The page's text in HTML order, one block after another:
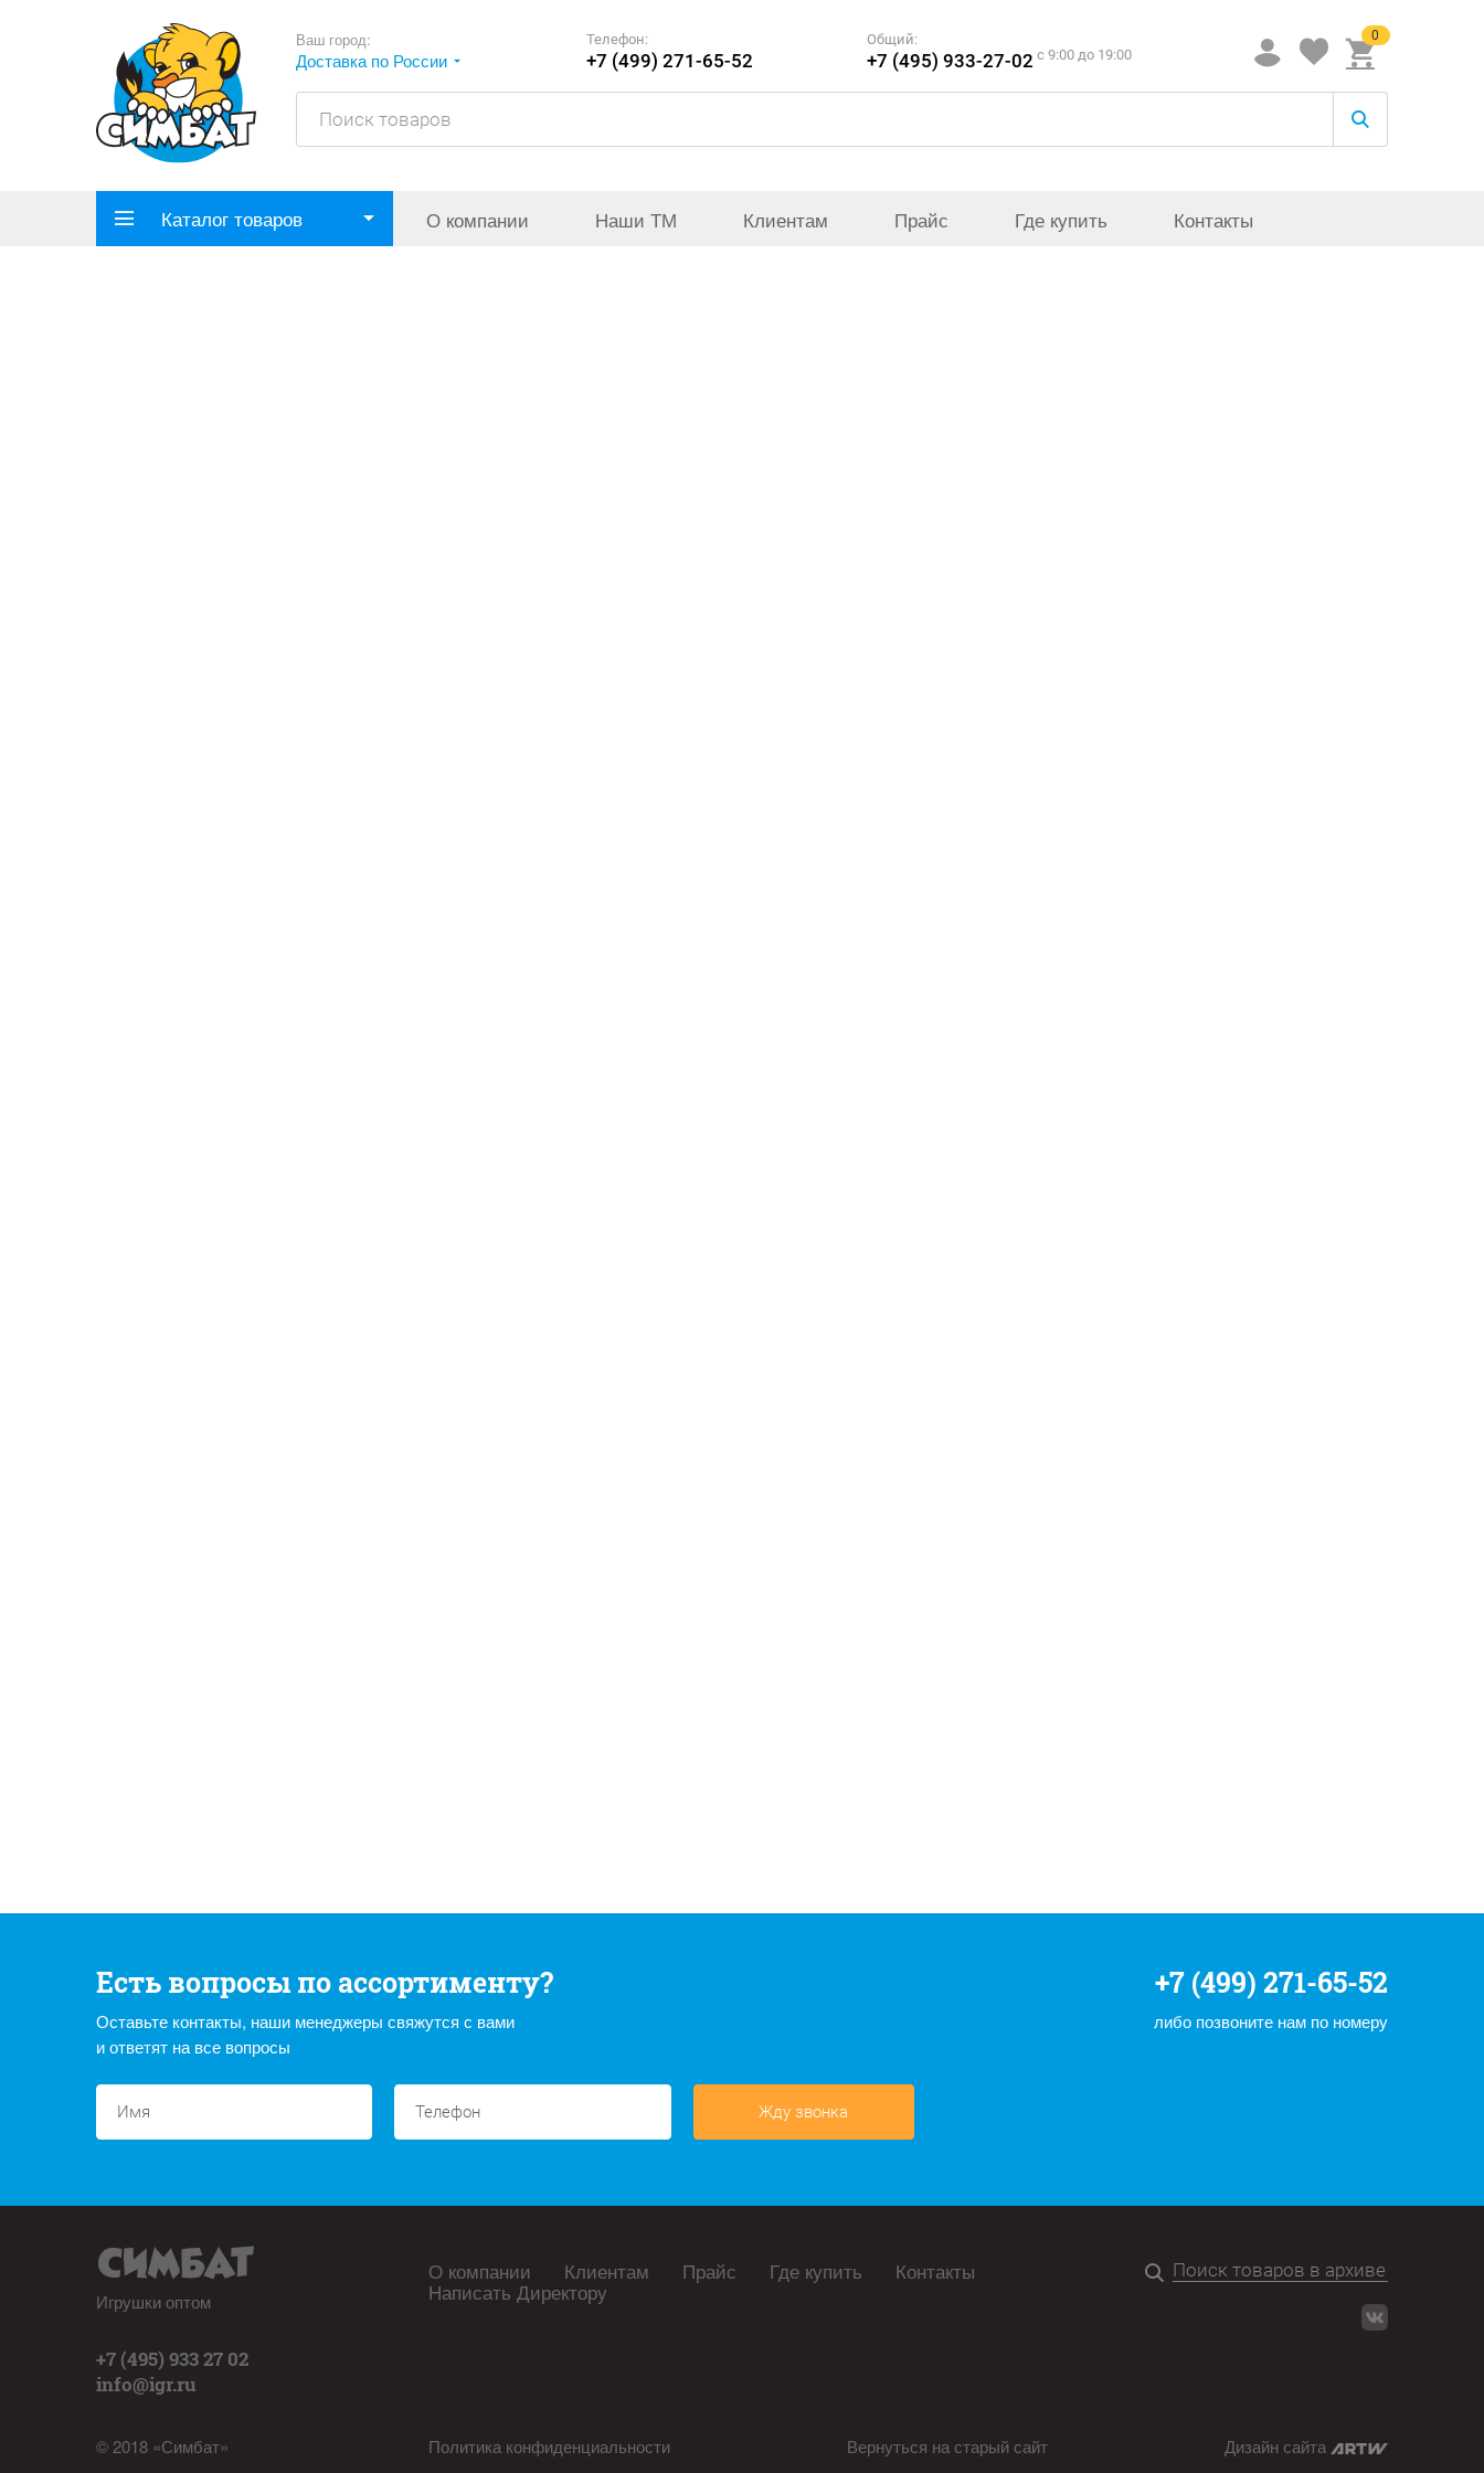
Ваш город:
Доставка по России
Телефон:
+7 (499) 271-65-52
Общий:
+7 (495) 933-27-02 c 9:00 до 19:00
0
Каталог товаров О компании Наши ТМ Клиентам Прайс Где купить Контакты
Есть вопросы по ассортименту?
Оставьте контакты, наши менеджеры свяжутся с вами
и ответят на все вопросы
+7 (499) 271-65-52
либо позвоните нам по номеру
Жду звонка
Игрушки оптом
+7 (495) 933 27 02
info@igr.ru
© 2018 «Симбат»
О компании Клиентам Прайс Где купить Контакты
Написать Директору
Политика конфиденциальности Вернуться на старый сайт Дизайн сайта